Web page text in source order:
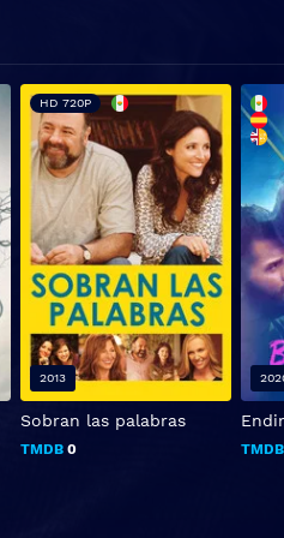
Sobran las palabras
TMDB0
HD 720P
2013
TMDB